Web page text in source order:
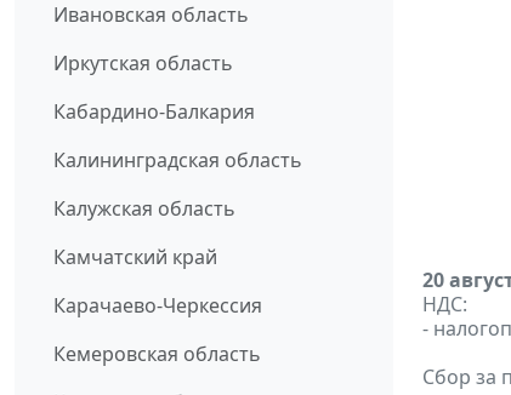
Ивановская область
Иркутская область
Кабардино-Балкария
Калининградская область
Калужская область
Камчатский край
Карачаево-Черкессия
Кемеровская область
20
НДС:
-
Сбор за